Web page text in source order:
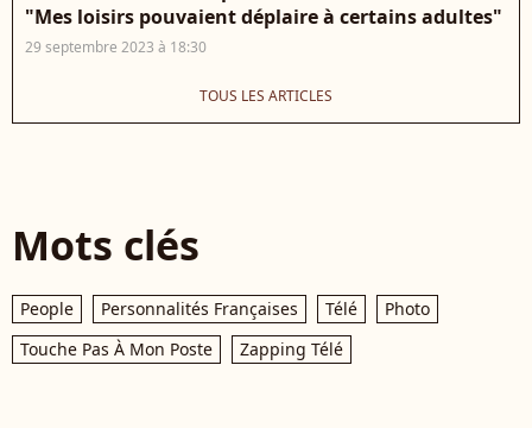
"Mes loisirs pouvaient déplaire à certains adultes"
29 septembre 2023 à 18:30
TOUS LES ARTICLES
Mots clés
People Personnalités Françaises Télé
Photo
Touche Pas À Mon Poste
Zapping Télé